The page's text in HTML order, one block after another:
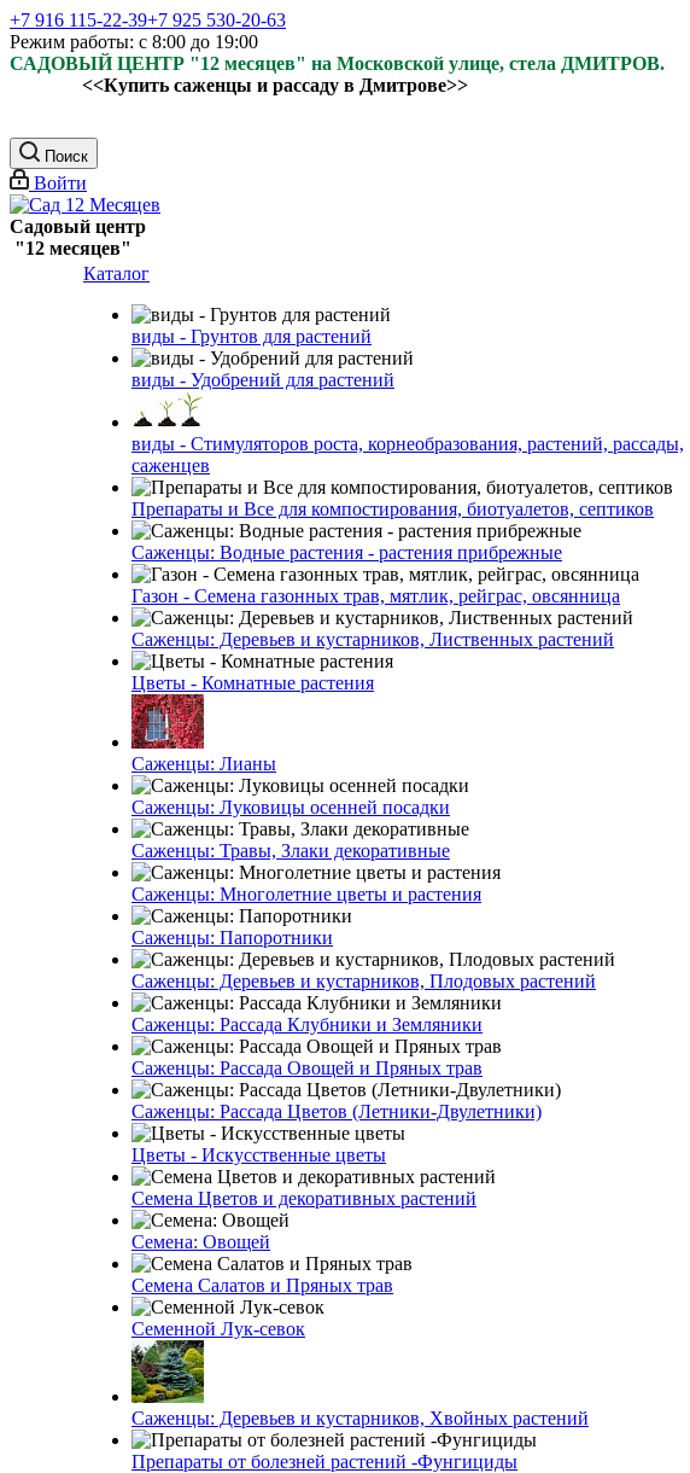
+7 916 115-22-39+7 925 530-20-63
Режим работы: с 8:00 до 19:00
САДОВЫЙ ЦЕНТР "12 месяцев" на Московской улице, стела ДМИТРОВ.
<<Купить саженцы и рассаду в Дмитрове>>
Поиск
Войти
Садовый центр
"12 месяцев"
Каталог
виды - Грунтов для растений
виды - Удобрений для растений
виды - Стимуляторов роста, корнеобразования, растений, рассады,
саженцев
Препараты и Все для компостирования, биотуалетов, септиков
Саженцы: Водные растения - растения прибрежные
Газон - Семена газонных трав, мятлик, рейграс, овсянница
Саженцы: Деревьев и кустарников, Лиственных растений
Цветы - Комнатные растения
Саженцы: Лианы
Саженцы: Луковицы осенней посадки
Саженцы: Травы, Злаки декоративные
Саженцы: Многолетние цветы и растения
Саженцы: Папоротники
Саженцы: Деревьев и кустарников, Плодовых растений
Саженцы: Рассада Клубники и Земляники
Саженцы: Рассада Овощей и Пряных трав
Саженцы: Рассада Цветов (Летники-Двулетники)
Цветы - Искусственные цветы
Семена Цветов и декоративных растений
Семена: Овощей
Семена Салатов и Пряных трав
Семенной Лук-севок
Саженцы: Деревьев и кустарников, Хвойных растений
Препараты от болезней растений -Фунгициды